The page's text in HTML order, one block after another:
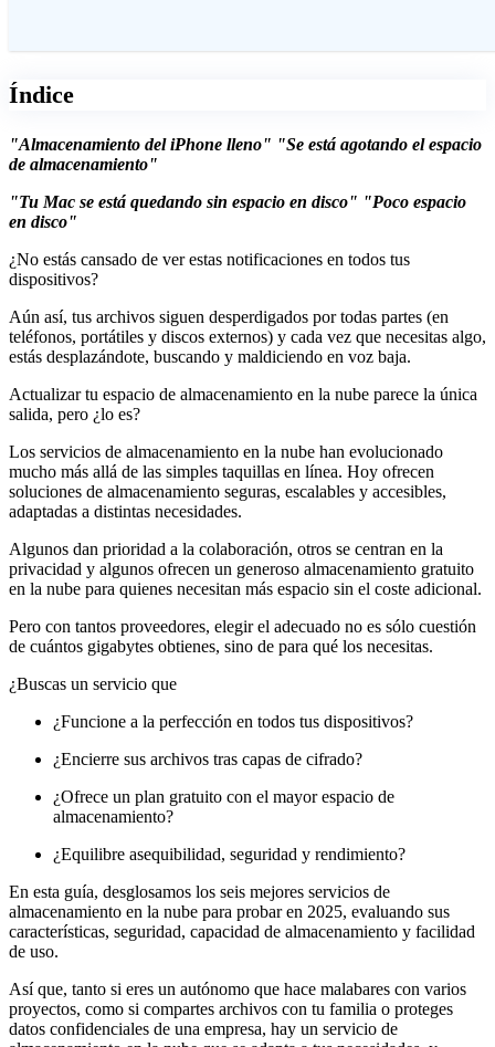
Índice
"Almacenamiento del iPhone lleno" "Se está agotando el espacio
de almacenamiento"
"Tu Mac se está quedando sin espacio en disco" "Poco espacio
en disco"
¿No estás cansado de ver estas notificaciones en todos tus
dispositivos?
Aún así, tus archivos siguen desperdigados por todas partes (en
teléfonos, portátiles y discos externos) y cada vez que necesitas algo,
estás desplazándote, buscando y maldiciendo en voz baja.
Actualizar tu espacio de almacenamiento en la nube parece la única
salida, pero ¿lo es?
Los servicios de almacenamiento en la nube han evolucionado
mucho más allá de las simples taquillas en línea. Hoy ofrecen
soluciones de almacenamiento seguras, escalables y accesibles,
adaptadas a distintas necesidades.
Algunos dan prioridad a la colaboración, otros se centran en la
privacidad y algunos ofrecen un generoso almacenamiento gratuito
en la nube para quienes necesitan más espacio sin el coste adicional.
Pero con tantos proveedores, elegir el adecuado no es sólo cuestión
de cuántos gigabytes obtienes, sino de para qué los necesitas.
¿Buscas un servicio que
¿Funcione a la perfección en todos tus dispositivos?
¿Encierre sus archivos tras capas de cifrado?
¿Ofrece un plan gratuito con el mayor espacio de
almacenamiento?
¿Equilibre asequibilidad, seguridad y rendimiento?
En esta guía, desglosamos los seis mejores servicios de
almacenamiento en la nube para probar en 2025, evaluando sus
características, seguridad, capacidad de almacenamiento y facilidad
de uso.
Así que, tanto si eres un autónomo que hace malabares con varios
proyectos, como si compartes archivos con tu familia o proteges
datos confidenciales de una empresa, hay un servicio de